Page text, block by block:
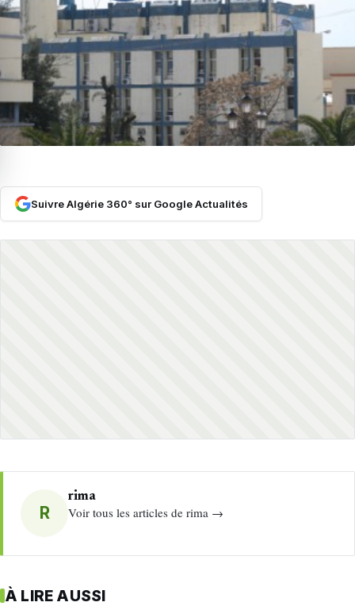
Suivre Algérie 360° sur Google Actualités
R
rima
Voir tous les articles de rima →
À LIRE AUSSI